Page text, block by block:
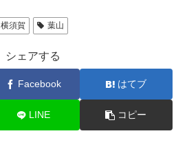
横須賀 葉山
シェアする
Facebook はてブ
LINE コピー